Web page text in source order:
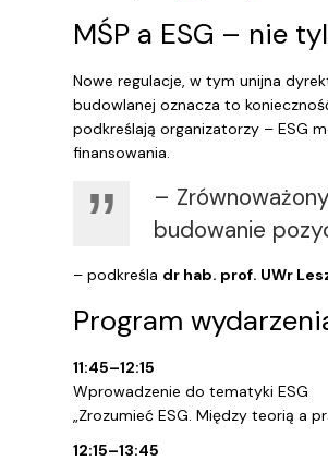
MŚP a ESG – nie
Nowe regulacje, w tym unijna
budowlanej oznacza to
podkreślają organizatorzy – ESG
finansowania.
–
budowanie
– podkreśla dr hab. prof. UWr
Program
11:45–12:15
Wprowadzenie do tematyki ESG
„Zrozumieć ESG. Między teorią a
12:15–13:45